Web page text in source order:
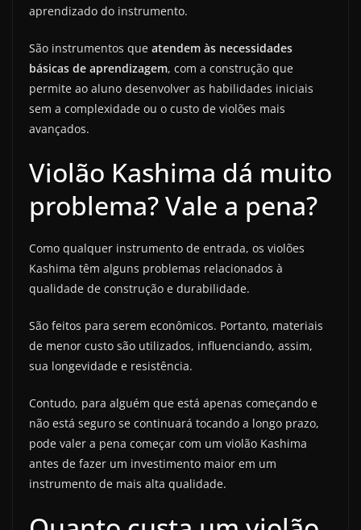
aprendizado do instrumento.
São instrumentos que atendem às necessidades
básicas de aprendizagem, com a construção que
permite ao aluno desenvolver as habilidades iniciais
sem a complexidade ou o custo de violões mais
avançados.
Violão Kashima dá muito
problema? Vale a pena?
Como qualquer instrumento de entrada, os violões
Kashima têm alguns problemas relacionados à
qualidade de construção e durabilidade.
São feitos para serem econômicos. Portanto, materiais
de menor custo são utilizados, influenciando, assim,
sua longevidade e resistência.
Contudo, para alguém que está apenas começando e
não está seguro se continuará tocando a longo prazo,
pode valer a pena começar com um violão Kashima
antes de fazer um investimento maior em um
instrumento de mais alta qualidade.